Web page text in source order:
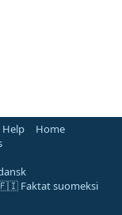
Help
Home
Faktat suomeksi